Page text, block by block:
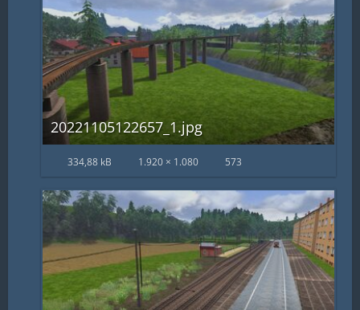
20221105122657_1.jpg
334,88 kB 1.920 × 1.080 573